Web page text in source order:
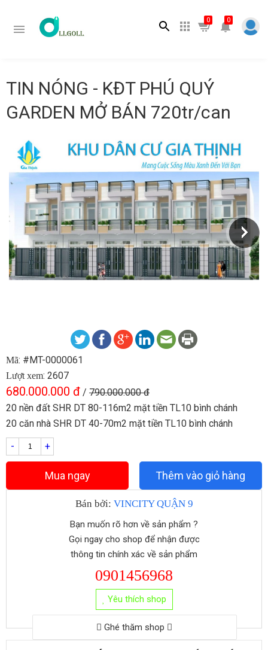
Tìm kiếm
0 0
TIN NÓNG - KĐT PHÚ QUÝ
GARDEN MỞ BÁN 720tr/can
Mã: #MT-0000061
Lượt xem: 2607
680.000.000 đ / 790.000.000 đ
20 nền đất SHR DT 80-116m2 mặt tiền TL10 bình chánh
20 căn nhà SHR DT 40-70m2 mặt tiền TL10 bình chánh
-
+
Mua ngay Thêm vào giỏ hàng
Bán bởi: VINCITY QUẬN 9
Bạn muốn rõ hơn về sản phẩm ?
Gọi ngay cho shop để nhận được
thông tin chính xác về sản phẩm
0901456968
Yêu thích shop
Ghé thăm shop